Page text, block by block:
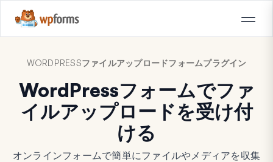
WORDPRESSファイルアップロードフォームプラグイン
WordPressフォームでファ
イルアップロードを受け付
ける
オンラインフォームで簡単にファイルやメディアを収集